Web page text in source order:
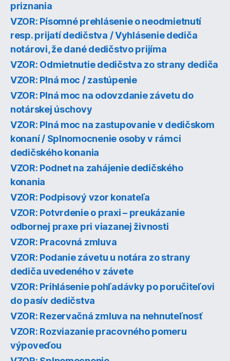
priznania
VZOR: Písomné prehlásenie o neodmietnutí
resp. prijatí dedičstva / Vyhlásenie dediča
notárovi, že dané dedičstvo prijíma
VZOR: Odmietnutie dedičstva zo strany dediča
VZOR: Plná moc / zastúpenie
VZOR: Plná moc na odovzdanie závetu do
notárskej úschovy
VZOR: Plná moc na zastupovanie v dedičskom
konaní / Splnomocnenie osoby v rámci
dedičského konania
VZOR: Podnet na zahájenie dedičského
konania
VZOR: Podpisový vzor konateľa
VZOR: Potvrdenie o praxi – preukázanie
odbornej praxe pri viazanej živnosti
VZOR: Pracovná zmluva
VZOR: Podanie závetu u notára zo strany
dediča uvedeného v závete
VZOR: Prihlásenie pohľadávky po poručiteľovi
do pasív dedičstva
VZOR: Rezervačná zmluva na nehnuteľnosť
VZOR: Rozviazanie pracovného pomeru
výpoveďou